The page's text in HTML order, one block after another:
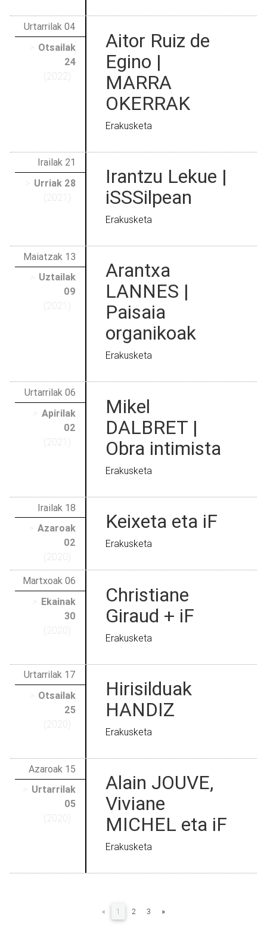
Urtarrilak 04
> Otsailak
24
(2022)
Aitor Ruiz de
Egino |
MARRA
OKERRAK
Erakusketa
Irailak 21
> Urriak 28
(2021)
Irantzu Lekue |
iSSSilpean
Erakusketa
Maiatzak 13
> Uztailak
09
(2021)
Arantxa
LANNES |
Paisaia
organikoak
Erakusketa
Urtarrilak 06
> Apirilak
02
(2021)
Mikel
DALBRET |
Obra intimista
Erakusketa
Irailak 18
> Azaroak
02
(2020)
Keixeta eta iF
Erakusketa
Martxoak 06
> Ekainak
30
(2020)
Christiane
Giraud + iF
Erakusketa
Urtarrilak 17
> Otsailak
25
(2020)
Hirisilduak
HANDIZ
Erakusketa
Azaroak 15
> Urtarrilak
05
(2020)
Alain JOUVE,
Viviane
MICHEL eta iF
Erakusketa
« 1 (current)
2 3 »